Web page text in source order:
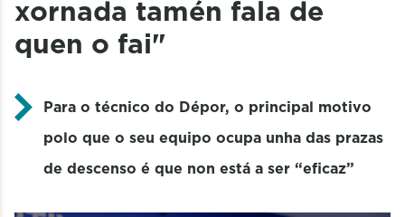
xornada tamén fala de
quen o fai"
Para o técnico do Dépor, o principal motivo
polo que o seu equipo ocupa unha das prazas
de descenso é que non está a ser “eficaz”